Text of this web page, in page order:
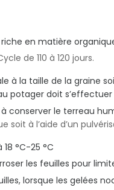
en matière
de 110 à 120 jours.
à la taille de la graine
potager doit
à conserver le terreau
soit à l’aide d’un
°C-25 °C
les feuilles pour
lorsque les gelées